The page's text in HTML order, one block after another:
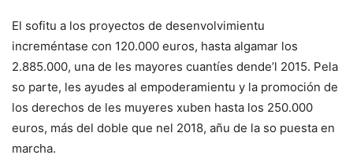
El sofitu a los proyectos de desenvolvimientu
increméntase con 120.000 euros, hasta algamar los
2.885.000, una de les mayores cuantíes dende’l 2015. Pela
so parte, les ayudes al empoderamientu y la promoción de
los derechos de les muyeres xuben hasta los 250.000
euros, más del doble que nel 2018, añu de la so puesta en
marcha.